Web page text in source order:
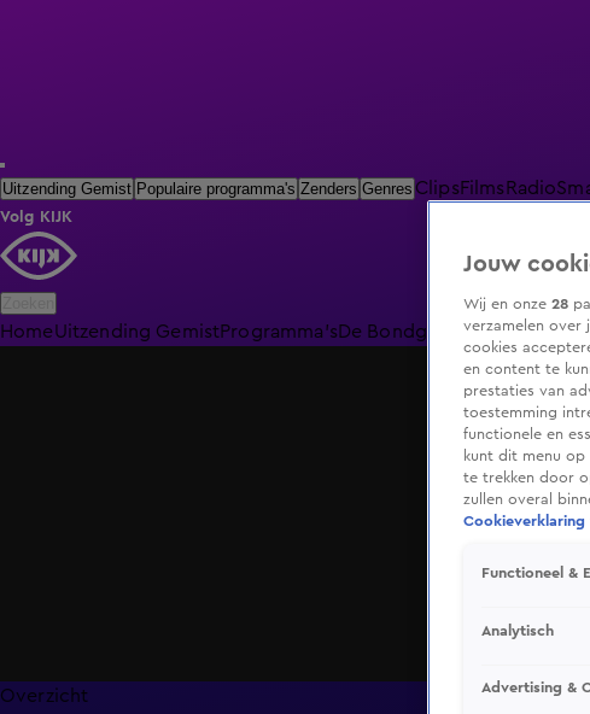
Uitzending Gemist Populaire programma's Zenders Genres ClipsFilms Radio
Volg KIJK
HomeUitzending GemistProgramma's De BondgenotenDe
Overzicht
Jouw
Wij en onze 28
verzamelen over
cookies
en content te
prestaties van
toestemming
functionele en
kunt dit menu
te trekken door
zullen overal
Functioneel &
Analytisch
Advertising &